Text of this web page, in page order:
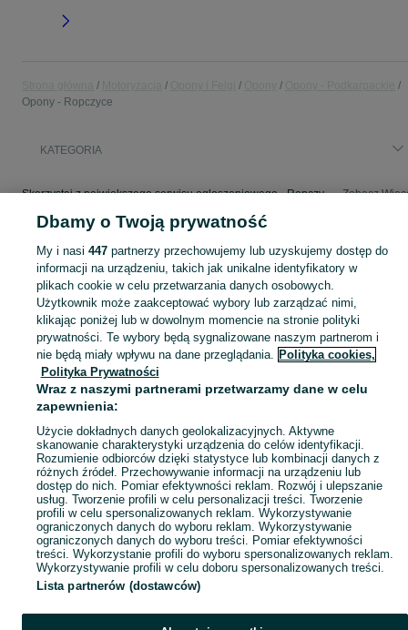
Opony - Ropczyce
KATEGORIA
Skorzystaj z największego serwisu ogłoszeniowego - Ropczyce i okolice! - kupuj lub sprzedawaj jeszcze wygodniej w kategorii Opony! Zobacz
Mapa miejscowości
Mapa ministron
Popularne wyszukiwania
Dbamy o Twoją prywatność
My i nasi 447partnerzy przechowujemy lub uzyskujemy dostęp do
informacji na urządzeniu, takich jak unikalne identyfikatory w
plikach cookie w celu przetwarzania danych osobowych.
Użytkownik może zaakceptować wybory lub zarządzać nimi,
klikając poniżej lub w dowolnym momencie na stronie polityki
prywatności. Te wybory będą sygnalizowane naszym partnerom i
nie będą miały wpływu na dane przeglądania. Polityka cookies,
Polityka Prywatności
Wraz z naszymi partnerami przetwarzamy dane w celu
zapewnienia:
Użycie dokładnych danych geolokalizacyjnych. Aktywne
skanowanie charakterystyki urządzenia do celów identyfikacji.
Rozumienie odbiorców dzięki statystyce lub kombinacji danych z
różnych źródeł. Przechowywanie informacji na urządzeniu lub
dostęp do nich. Pomiar efektywności reklam. Rozwój i ulepszanie
usług. Tworzenie profili w celu personalizacji treści. Tworzenie
profili w celu spersonalizowanych reklam. Wykorzystywanie
ograniczonych danych do wyboru reklam. Wykorzystywanie
ograniczonych danych do wyboru treści. Pomiar efektywności
treści. Wykorzystanie profili do wyboru spersonalizowanych reklam.
Wykorzystywanie profili w celu doboru spersonalizowanych treści.
Lista partnerów (dostawców)